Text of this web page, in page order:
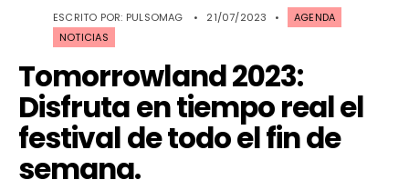
ESCRITO POR: PULSOMAG • 21/07/2023 •
AGENDA
NOTICIAS
Tomorrowland 2023:
Disfruta en tiempo real el
festival de todo el fin de
semana.